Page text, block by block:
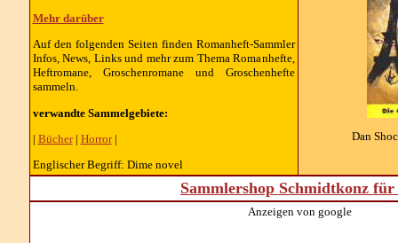
Mehr darüber
Auf den folgenden Seiten finden Romanheft-Sammler
Infos, News, Links und mehr zum Thema Romanhefte,
Heftromane, Groschenromane und Groschenhefte
sammeln.
verwandte Sammelgebiete:
| Bücher| Horror|
Englischer Begriff: Dime novel
Dan
Sammlershop Schmidtkonz
Anzeigen von google